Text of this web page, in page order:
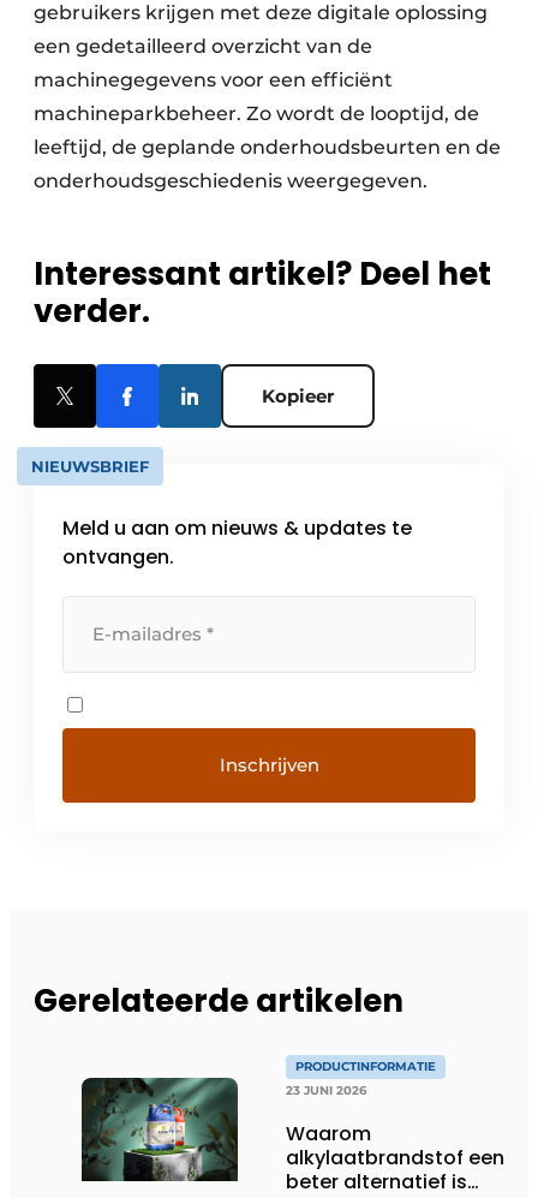
gebruikers krijgen met deze digitale oplossing
een gedetailleerd overzicht van de
machinegegevens voor een efficiënt
machineparkbeheer. Zo wordt de looptijd, de
leeftijd, de geplande onderhoudsbeurten en de
onderhoudsgeschiedenis weergegeven.
Interessant artikel? Deel het
verder.
Kopieer
NIEUWSBRIEF
Meld u aan om nieuws & updates te
ontvangen.
Gerelateerde artikelen
PRODUCTINFORMATIE
23 JUNI 2026
Waarom
alkylaatbrandstof een
beter alternatief is